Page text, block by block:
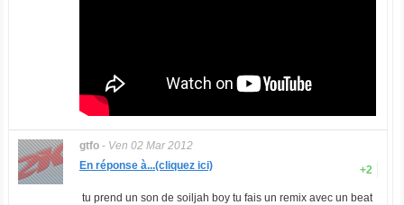
gtfo- Ven 02 Mar 2012
+2
En réponse à...(cliquez ici)
tu prend un son de soiljah boy tu fais un remix avec un beat